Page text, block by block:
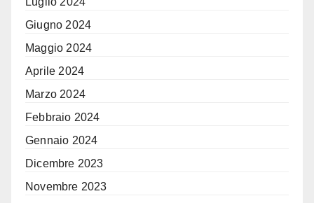
Giugno 2024
Maggio 2024
Aprile 2024
Marzo 2024
Febbraio 2024
Gennaio 2024
Dicembre 2023
Novembre 2023